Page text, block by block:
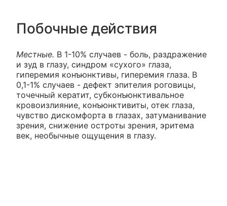
Побочные действия
Местные. В 1-10% случаев - боль, раздражение
и зуд в глазу, синдром «сухого» глаза,
гиперемия конъюнктивы, гиперемия глаза. В
0,1-1% случаев - дефект эпителия роговицы,
точечный кератит, субконъюнктивальное
кровоизлияние, конъюнктивиты, отек глаза,
чувство дискомфорта в глазах, затуманивание
зрения, снижение остроты зрения, эритема
век, необычные ощущения в глазу.